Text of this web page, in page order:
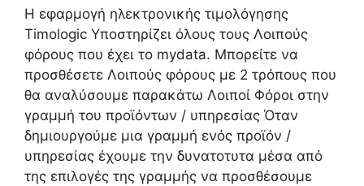
Η εφαρμογή ηλεκτρονικής τιμολόγησης
Timologic Υποστηρίζει όλους τους Λοιπούς
φόρους που έχει το mydata. Μπορείτε να
προσθέσετε Λοιπούς φόρους με 2 τρόπους που
θα αναλύσουμε παρακάτω Λοιποί Φόροι στην
γραμμή του προϊόντων / υπηρεσίας Όταν
δημιουργούμε μια γραμμή ενός προϊόν /
υπηρεσίας έχουμε την δυνατοτυτα μέσα από
της επιλογές της γραμμής να προσθέσουμε